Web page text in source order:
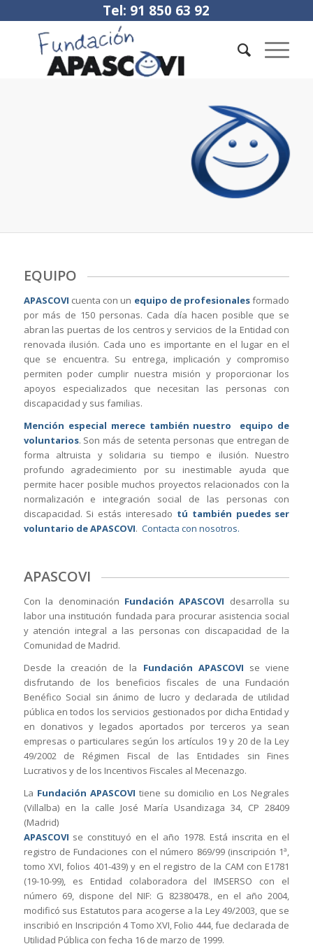
Tel: 91 850 63 92
EQUIPO
APASCOVI cuenta con un equipo de profesionalesformado
por más de 150 personas. Cada día hacen posible que se
abran las puertas de los centros y servicios de la Entidad con
renovada ilusión. Cada uno es importante en el lugar en el
que se encuentra. Su entrega, implicación y compromiso
permiten poder cumplir nuestra misión y proporcionar los
apoyos especializados que necesitan las personas con
discapacidad y sus familias.
Mención especial merece también nuestro equipo de
voluntarios. Son más de setenta personas que entregan de
forma altruista y solidaria su tiempo e ilusión. Nuestro
profundo agradecimiento por su inestimable ayuda que
permite hacer posible muchos proyectos relacionados con la
normalización e integración social de las personas con
discapacidad. Si estás interesado tú también puedes ser
voluntario de APASCOVI. Contacta con nosotros.
APASCOVI
Con la denominación Fundación APASCOVI desarrolla su
labor una institución fundada para procurar asistencia social
y atención integral a las personas con discapacidad de la
Comunidad de Madrid.
Desde la creación de la Fundación APASCOVI se viene
disfrutando de los beneficios fiscales de una Fundación
Benéfico Social sin ánimo de lucro y declarada de utilidad
pública en todos los servicios gestionados por dicha Entidad y
en donativos y legados aportados por terceros ya sean
empresas o particulares según los artículos 19 y 20 de la Ley
49/2002 de Régimen Fiscal de las Entidades sin Fines
Lucrativos y de los Incentivos Fiscales al Mecenazgo.
La Fundación APASCOVI tiene su domicilio en Los Negrales
(Villalba) en la calle José María Usandizaga 34, CP 28409
(Madrid)
APASCOVI se constituyó en el año 1978. Está inscrita en el
registro de Fundaciones con el número 869/99 (inscripción 1ª,
tomo XVI, folios 401-439) y en el registro de la CAM con E1781
(19-10-99), es Entidad colaboradora del IMSERSO con el
número 69, dispone del NIF: G 82380478., en el año 2004,
modificó sus Estatutos para acogerse a la Ley 49/2003, que se
inscribió en Inscripción 4 Tomo XVI, Folio 444, fue declarada de
Utilidad Pública con fecha 16 de marzo de 1999.